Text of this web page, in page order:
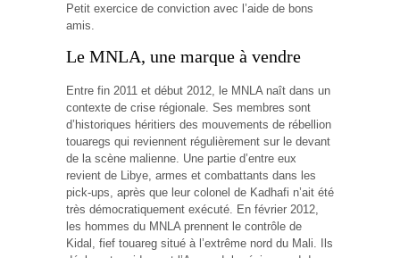
Petit exercice de conviction avec l’aide de bons
amis.
Le MNLA, une marque à vendre
Entre fin 2011 et début 2012, le MNLA naît dans un
contexte de crise régionale. Ses membres sont
d’historiques héritiers des mouvements de rébellion
touaregs qui reviennent régulièrement sur le devant
de la scène malienne. Une partie d’entre eux
revient de Libye, armes et combattants dans les
pick-ups, après que leur colonel de Kadhafi n’ait été
très démocratiquement exécuté. En février 2012,
les hommes du MNLA prennent le contrôle de
Kidal, fief touareg situé à l’extrême nord du Mali. Ils